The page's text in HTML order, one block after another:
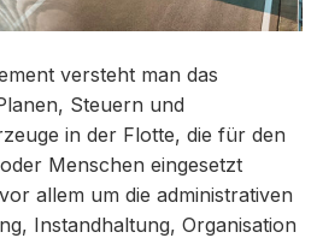
versteht man das
Steuern und
in der Flotte, die für den
Menschen eingesetzt
allem um die adminis­tra­tiven
Instand­haltung, Organi­sation